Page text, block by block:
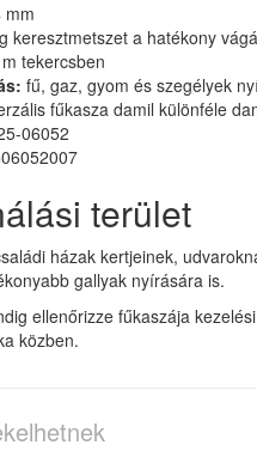
mm
keresztmetszet a hatékony
tekercsben
fű, gaz, gyom és szegélyek
fűkasza damil különféle
06052
terület
házak kertjeinek,
gallyak nyírására is.
ellenőrizze fűkaszája
közben.